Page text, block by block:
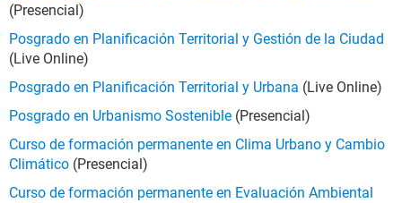
(Presencial)
Posgrado en Planificación Territorial y Gestión de la Ciudad
(Live Online)
Posgrado en Planificación Territorial y Urbana (Live Online)
Posgrado en Urbanismo Sostenible (Presencial)
Curso de formación permanente en Clima Urbano y Cambio
Climático (Presencial)
Curso de formación permanente en Evaluación Ambiental